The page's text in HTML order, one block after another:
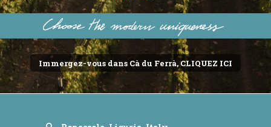
Immergez-vous dans Cà du Ferrà, CLIQUEZ ICI